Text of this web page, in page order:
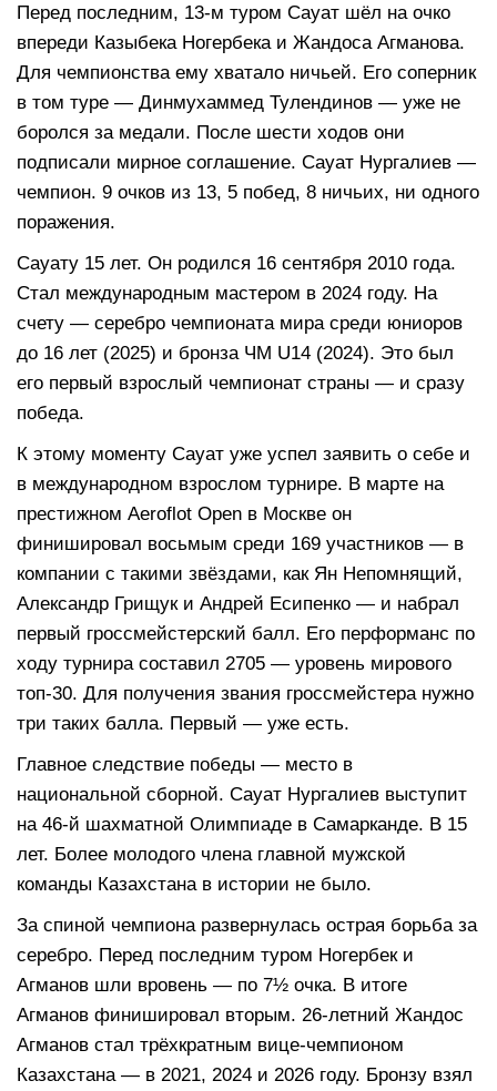
Перед последним, 13-м туром Сауат шёл на очко
впереди Казыбека Ногербека и Жандоса Агманова.
Для чемпионства ему хватало ничьей. Его соперник
в том туре — Динмухаммед Тулендинов — уже не
боролся за медали. После шести ходов они
подписали мирное соглашение. Сауат Нургалиев —
чемпион. 9 очков из 13, 5 побед, 8 ничьих, ни одного
поражения.
Сауату 15 лет. Он родился 16 сентября 2010 года.
Стал международным мастером в 2024 году. На
счету — серебро чемпионата мира среди юниоров
до 16 лет (2025) и бронза ЧМ U14 (2024). Это был
его первый взрослый чемпионат страны — и сразу
победа.
К этому моменту Сауат уже успел заявить о себе и
в международном взрослом турнире. В марте на
престижном Aeroflot Open в Москве он
финишировал восьмым среди 169 участников — в
компании с такими звёздами, как Ян Непомнящий,
Александр Грищук и Андрей Есипенко — и набрал
первый гроссмейстерский балл. Его перформанс по
ходу турнира составил 2705 — уровень мирового
топ-30. Для получения звания гроссмейстера нужно
три таких балла. Первый — уже есть.
Главное следствие победы — место в
национальной сборной. Сауат Нургалиев выступит
на 46-й шахматной Олимпиаде в Самарканде. В 15
лет. Более молодого члена главной мужской
команды Казахстана в истории не было.
За спиной чемпиона развернулась острая борьба за
серебро. Перед последним туром Ногербек и
Агманов шли вровень — по 7½ очка. В итоге
Агманов финишировал вторым. 26-летний Жандос
Агманов стал трёхкратным вице-чемпионом
Казахстана — в 2021, 2024 и 2026 году. Бронзу взял